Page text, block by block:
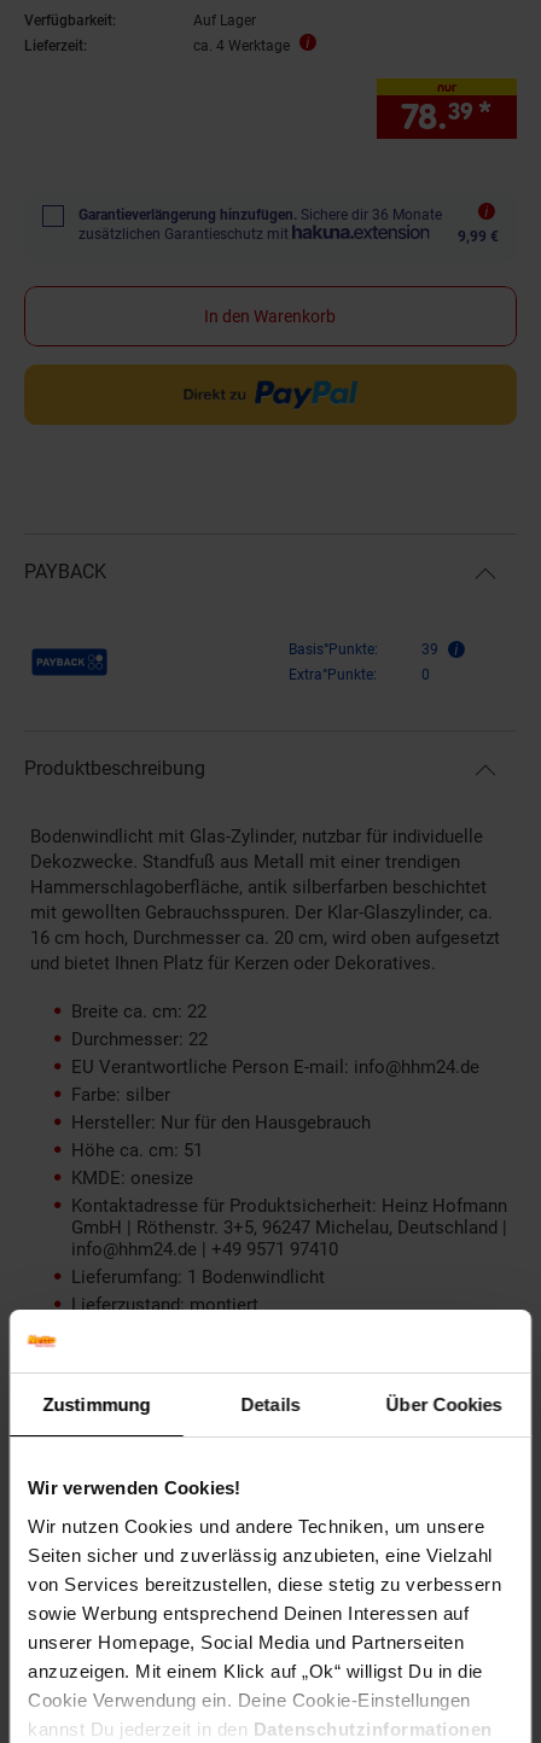
Zustimmung Details Über Cookies
Wir verwenden Cookies!
Wir nutzen Cookies und andere Techniken, um unsere
Seiten sicher und zuverlässig anzubieten, eine Vielzahl
von Services bereitzustellen, diese stetig zu verbessern
sowie Werbung entsprechend Deinen Interessen auf
unserer Homepage, Social Media und Partnerseiten
anzuzeigen. Mit einem Klick auf „Ok“ willigst Du in die
Cookie Verwendung ein. Deine Cookie-Einstellungen
kannst Du jederzeit in den Datenschutzinformationen
Verfügbarkeit:
Auf Lager
Lieferzeit:
ca. 4 Werktage
nur
78.39 *
Garantieverlängerung hinzufügen. Sichere dir 36 Monate
zusätzlichen Garantieschutz mit
9,99 €
In den Warenkorb
PAYBACK
Payback Punkte Basis°Punkte:
39
Extra°Punkte:
0
Produktbeschreibung
Bodenwindlicht mit Glas-Zylinder, nutzbar für individuelle
Dekozwecke. Standfuß aus Metall mit einer trendigen
Hammerschlagoberfläche, antik silberfarben beschichtet
mit gewollten Gebrauchsspuren. Der Klar-Glaszylinder, ca.
16 cm hoch, Durchmesser ca. 20 cm, wird oben aufgesetzt
und bietet Ihnen Platz für Kerzen oder Dekoratives.
Breite ca. cm: 22
Durchmesser: 22
EU Verantwortliche Person E-mail: info@hhm24.de
Farbe: silber
Hersteller: Nur für den Hausgebrauch
Höhe ca. cm: 51
KMDE: onesize
Kontaktadresse für Produktsicherheit: Heinz Hofmann
GmbH | Röthenstr. 3+5, 96247 Michelau, Deutschland |
info@hhm24.de | +49 9571 97410
Lieferumfang: 1 Bodenwindlicht
Lieferzustand: montiert
97410: Heinz Hofmann GmbH | Röthenstr. 3+5, 96247
Wohnstil: Modern
Artikelnummer: 1903589000
EAN: 4046884057224
Versandinformationen